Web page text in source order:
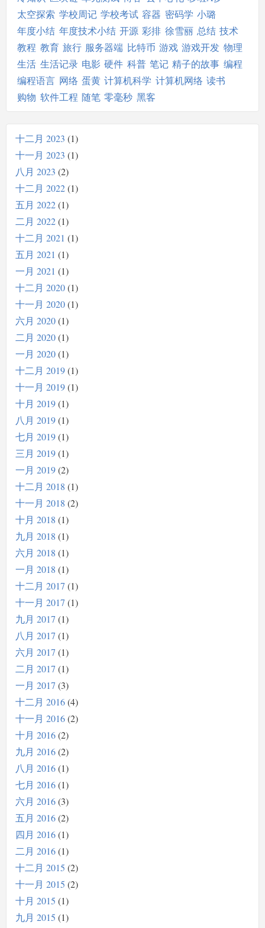
太空探索 学校周记 学校考试 容器 密码学 小璐
年度小结 年度技术小结 开源 彩排 徐雪丽 总结 技术
教程 教育 旅行 服务器端 比特币 游戏 游戏开发 物理
生活 生活记录 电影 硬件 科普 笔记 精子的故事 编程
编程语言 网络 蛋黄 计算机科学 计算机网络 读书
购物 软件工程 随笔 零毫秒 黑客
十二月 2023 1
十一月 2023 1
八月 2023 2
十二月 2022 1
五月 2022 1
二月 2022 1
十二月 2021
1
五月 2021
1
一月 2021
1
十二月 2020 1
十一月 2020 1
六月 2020 1
二月 2020 1
一月 2020 1
十二月 2019 1
十一月 2019 1
十月 2019 1
八月 2019 1
七月 2019 1
三月 2019 1
一月 2019 2
十二月 2018 1
十一月 2018 2
十月 2018 1
九月 2018 1
六月 2018 1
一月 2018 1
十二月 2017 1
十一月 2017 1
九月 2017 1
八月 2017 1
六月 2017 1
二月 2017 1
一月 2017 3
十二月 2016 4
十一月 2016 2
十月 2016 2
九月 2016 2
八月 2016 1
七月 2016 1
六月 2016 3
五月 2016 2
四月 2016 1
二月 2016 1
十二月 2015 2
十一月 2015 2
十月 2015 1
九月 2015 1